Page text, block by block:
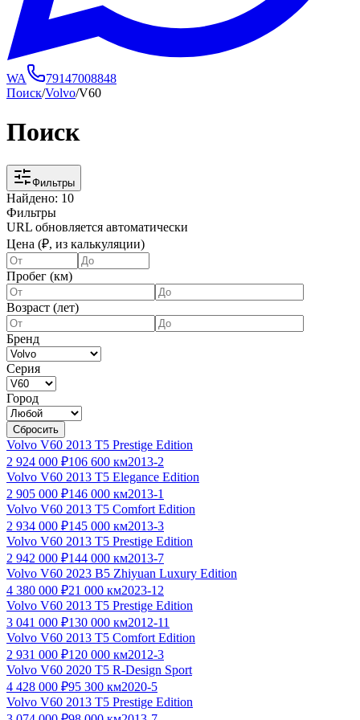
WA
79147008848
Поиск/Volvo/V60
Поиск
Фильтры
Найдено: 10
Фильтры
URL обновляется автоматически
Цена (₽, из калькуляции)
Пробег (км)
Возраст (лет)
Бренд
Серия
Город
Сбросить
Volvo V60 2013 T5 Prestige Edition
2 924 000 ₽106 600 км2013-2
Volvo V60 2013 T5 Elegance Edition
2 905 000 ₽146 000 км2013-1
Volvo V60 2013 T5 Comfort Edition
2 934 000 ₽145 000 км2013-3
Volvo V60 2013 T5 Prestige Edition
2 942 000 ₽144 000 км2013-7
Volvo V60 2023 B5 Zhiyuan Luxury Edition
4 380 000 ₽21 000 км2023-12
Volvo V60 2013 T5 Prestige Edition
3 041 000 ₽130 000 км2012-11
Volvo V60 2013 T5 Comfort Edition
2 931 000 ₽120 000 км2012-3
Volvo V60 2020 T5 R-Design Sport
4 428 000 ₽95 300 км2020-5
Volvo V60 2013 T5 Prestige Edition